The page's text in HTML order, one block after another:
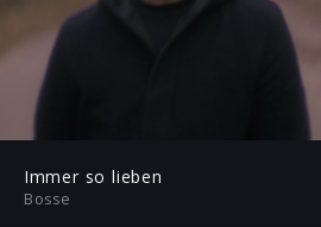
Play
Play
Immer so lieben
Bosse